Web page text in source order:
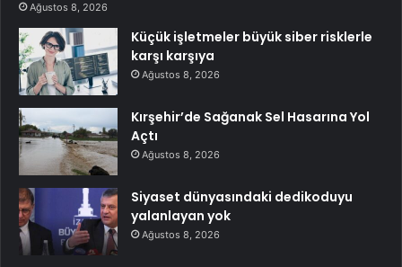
Ağustos 8, 2026
Küçük işletmeler büyük siber risklerle
karşı karşıya
Ağustos 8, 2026
Kırşehir’de Sağanak Sel Hasarına Yol
Açtı
Ağustos 8, 2026
Siyaset dünyasındaki dedikoduyu
yalanlayan yok
Ağustos 8, 2026